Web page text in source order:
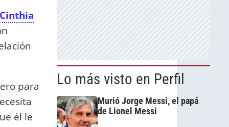
Cinthia
para
él le
Lo más visto en Perfil
Murió Jorge Messi, el papá
de Lionel Messi